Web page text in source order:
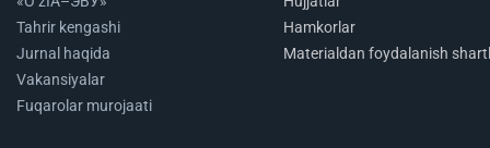
Tahrir kengashi
Jurnal haqida
Vakansiyalar
Fuqarolar murojaati
Hamkorlar
Materialdan foydalanish